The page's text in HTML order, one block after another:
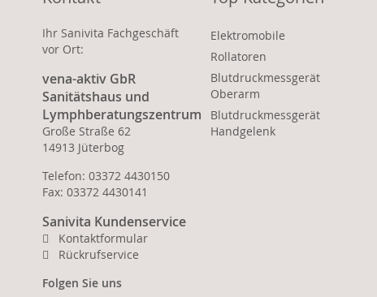
Ihr Sanivita Fachgeschäft
vor Ort:
vena-aktiv GbR
Sanitätshaus und
Lymphberatungszentrum
Große Straße 62
14913 Jüterbog
Telefon: 03372 4430150
Fax: 03372 4430141
Sanivita Kundenservice
Kontaktformular
Rückrufservice
Folgen Sie uns
Elektromobile
Rollatoren
Blutdruckmessgerät
Oberarm
Blutdruckmessgerät
Handgelenk